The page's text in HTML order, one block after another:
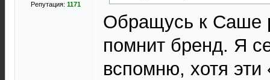
Репутация: 1171
Обращусь к Саше
помнит бренд. Я
вспомню, хотя